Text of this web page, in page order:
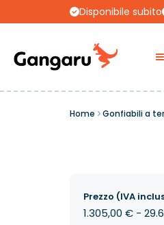
Disponibile subito
Home Gonfiabili a
Prezzo (IVA
1.305,00 € -